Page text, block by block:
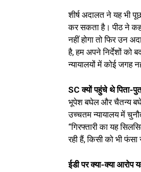
शीर्ष अदालत ने यह भी
कर सकता है। पीठ ने
नहीं होगा तो फिर उन
है, हम अपने निर्देशों को
न्यायालयों में कोई जगह
SC क्यों पहुंचे थे पिता-
भूपेश बघेल और चैतन्य
उच्चतम न्यायालय में
“गिरफ्तारी का यह
रही हैं, किसी को भी
ईडी पर क्या-क्या आरोप